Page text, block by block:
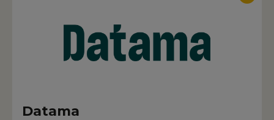
Datama